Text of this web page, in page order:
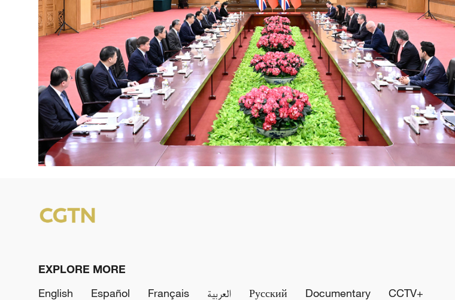
EXPLORE MORE
English
Español Français العربية Русский Documentary CCTV+